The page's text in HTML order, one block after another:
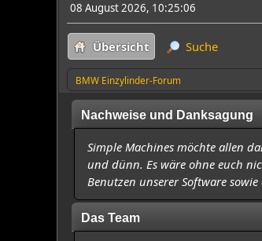
08 August 2026, 10:25:06
Übersicht Suche
BMW Einzylinder-Forum
Nachweise und Danksagung
Simple Machines möchte allen
und dünn. Es wäre ohne euch
Benutzen unserer Software
Das Team